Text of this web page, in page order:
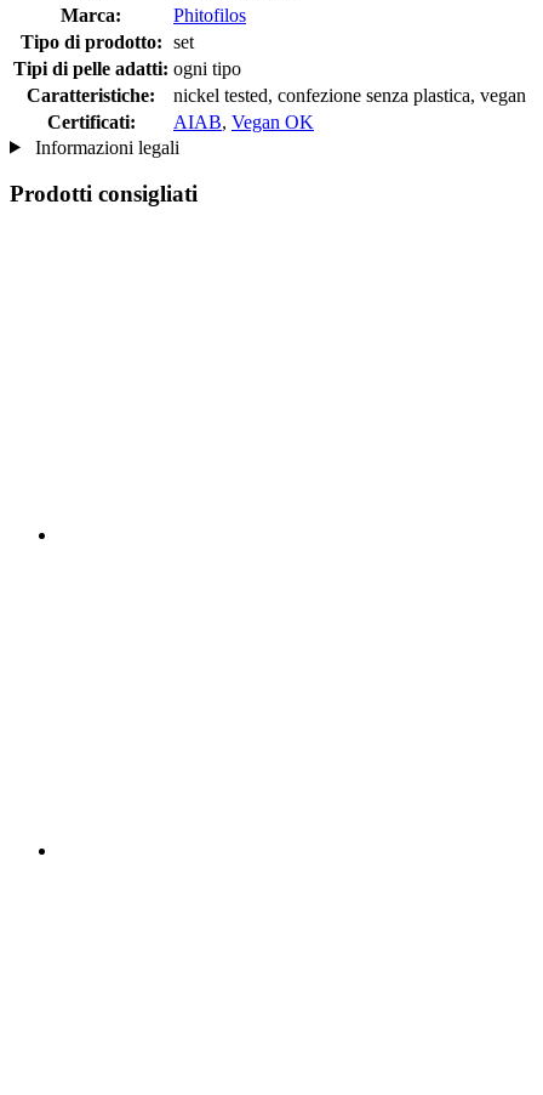
Marca:
Phitofilos
Tipo di prodotto: set
Tipi di pelle adatti: ogni tipo
Caratteristiche:
nickel tested, confezione senza plastica, vegan
Certificati:
AIAB, Vegan OK
Informazioni legali
Prodotti consigliati